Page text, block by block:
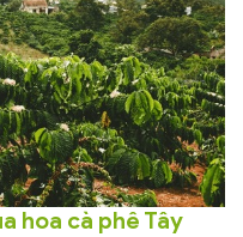
hoa cà phê Tây